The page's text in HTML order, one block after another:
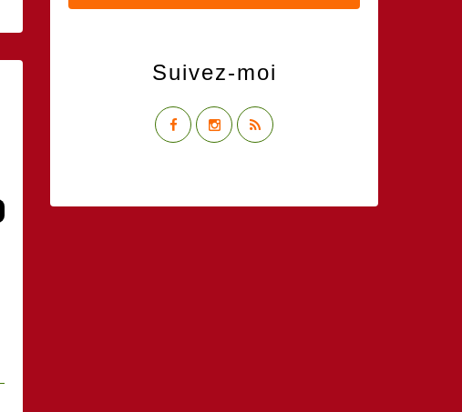
Suivez-moi